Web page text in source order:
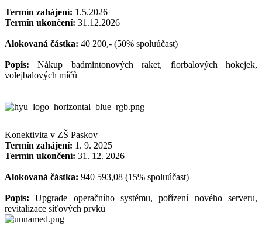
Termín zahájení: 1.5.2026
Termín ukončení: 31.12.2026
Alokovaná částka: 40 200,- (50% spoluúčast)
Popis: Nákup badmintonových raket, florbalových hokejek,
volejbalových míčů
Konektivita v ZŠ Paskov
Termín zahájení: 1. 9. 2025
Termín ukončení: 31. 12. 2026
Alokovaná částka: 940 593,08 (15% spoluúčast)
Popis: Upgrade operačního systému, pořízení nového serveru,
revitalizace síťových prvků